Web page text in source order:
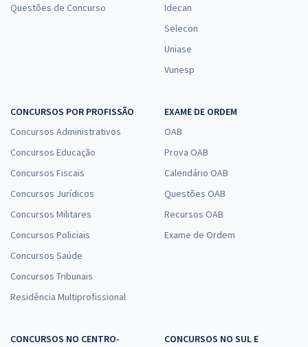
Questões de Concurso
Idecan
Selecon
Uniase
Vunesp
CONCURSOS POR PROFISSÃO
Concursos Administrativos
Concursos Educação
Concursos Fiscais
Concursos Jurídicos
Concursos Militares
Concursos Policiais
Concursos Saúde
Concursos Tribunais
Residência Multiprofissional
EXAME DE ORDEM
OAB
Prova OAB
Calendário OAB
Questões OAB
Recursos OAB
Exame de Ordem
CONCURSOS NO CENTRO-
CONCURSOS NO SUL E